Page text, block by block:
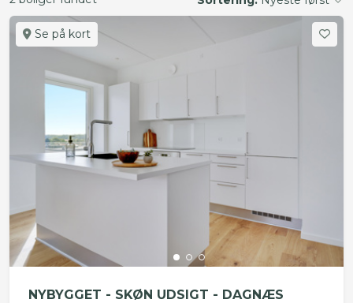
Se på kort
NYBYGGET - SKØN UDSIGT - DAGNÆS